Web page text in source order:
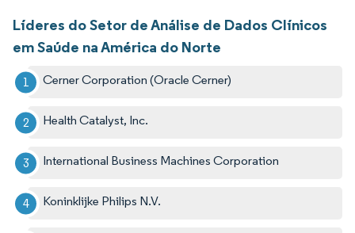
Líderes do Setor de Análise de Dados Clínicos
em Saúde na América do Norte
Cerner Corporation (Oracle Cerner)
Health Catalyst, Inc.
International Business Machines Corporation
Koninklijke Philips N.V.